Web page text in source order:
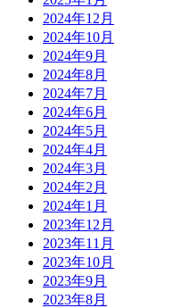
2024年12月
2024年10月
2024年9月
2024年8月
2024年7月
2024年6月
2024年5月
2024年4月
2024年3月
2024年2月
2024年1月
2023年12月
2023年11月
2023年10月
2023年9月
2023年8月